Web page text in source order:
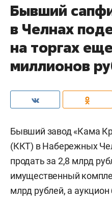
Бывший
в Челнах
на торгах
миллионов
Бывший завод «Кама
(ККТ) в Набережных
продать за 2,8 млрд
имущественный
млрд рублей, а